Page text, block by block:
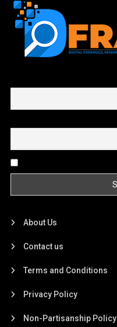
About Us
Contact us
Terms and Conditions
Privacy Policy
Non-Partisanship Policy